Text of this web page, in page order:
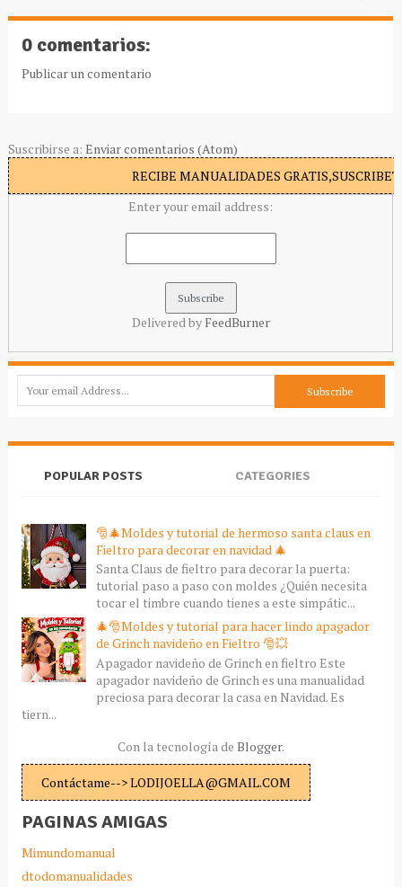
0 comentarios:
Publicar un comentario
Suscribirse a: Enviar comentarios (Atom)
RECIBE MANUALIDADES
Enter your email address:
Delivered by FeedBurner
POPULAR POSTS CATEGORIES
🎅🎄Moldes y tutorial de hermoso santa claus en
Fieltro para decorar en navidad 🎄
Santa Claus de fieltro para decorar la puerta:
tutorial paso a paso con moldes ¿Quién necesita
tocar el timbre cuando tienes a este simpátic...
🎄🎅Moldes y tutorial para hacer lindo apagador
de Grinch navideño en Fieltro 🎅💥
Apagador navideño de Grinch en fieltro Este
apagador navideño de Grinch es una manualidad
preciosa para decorar la casa en Navidad. Es
tiern...
Con la tecnología de Blogger.
Contáctame--> LODIJOELLA@GMAIL.COM
PAGINAS AMIGAS
Mimundomanual
dtodomanualidades